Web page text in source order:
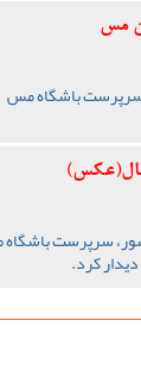
مس
سرپرست باشگاه مس
سرپرست
کرد.